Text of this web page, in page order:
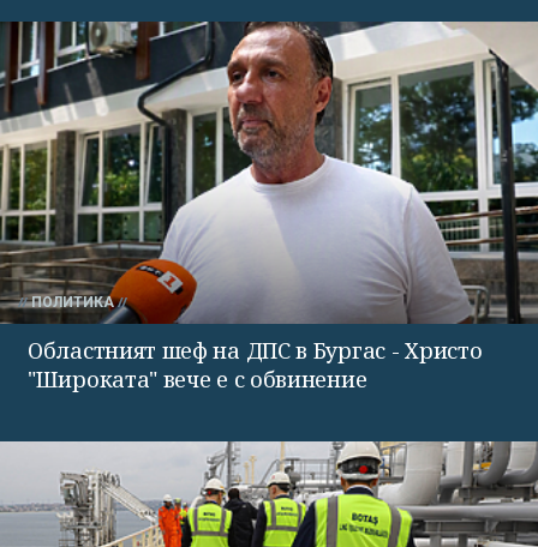
ПОЛИТИКА
Областният шеф на ДПС в Бургас - Христо
"Широката" вече е с обвинение